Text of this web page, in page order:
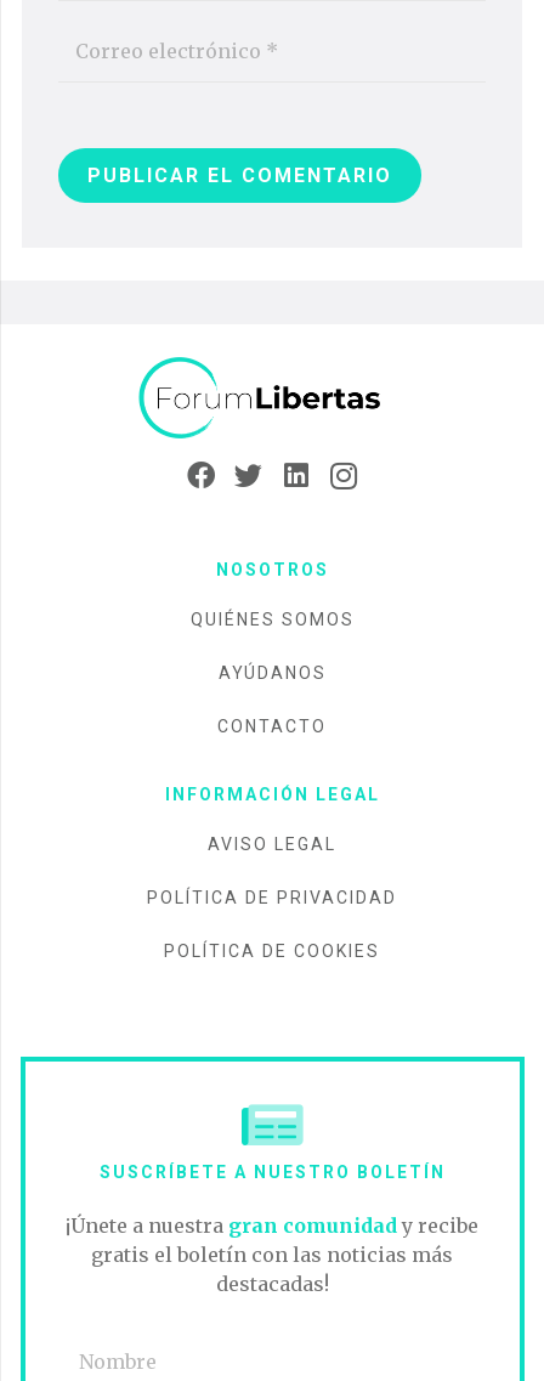
PUBLICAR EL COMENTARIO
NOSOTROS
QUIÉNES SOMOS
AYÚDANOS
CONTACTO
INFORMACIÓN LEGAL
AVISO LEGAL
POLÍTICA DE PRIVACIDAD
POLÍTICA DE COOKIES
SUSCRÍBETE A NUESTRO BOLETÍN
¡Únete a nuestra gran comunidady recibe
gratis el boletín con las noticias más
destacadas!